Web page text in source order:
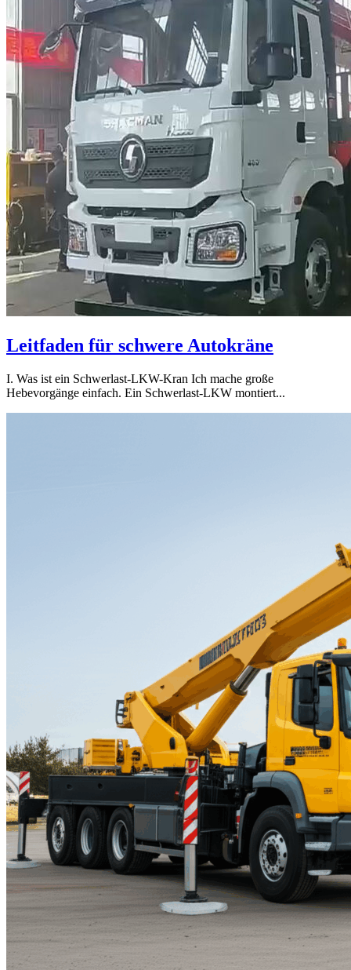
Leitfaden für schwere Autokräne
I. Was ist ein Schwerlast-LKW-Kran Ich mache große
Hebevorgänge einfach. Ein Schwerlast-LKW montiert...